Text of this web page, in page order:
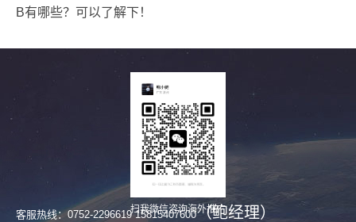
B有哪些？可以了解下！
扫我微信咨询海外推广
客服热线：0752-2296619 15815407600（鲍经理）